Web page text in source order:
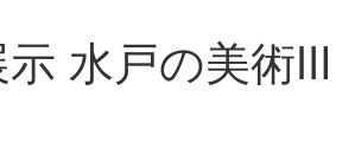
水戸の美術Ⅲ